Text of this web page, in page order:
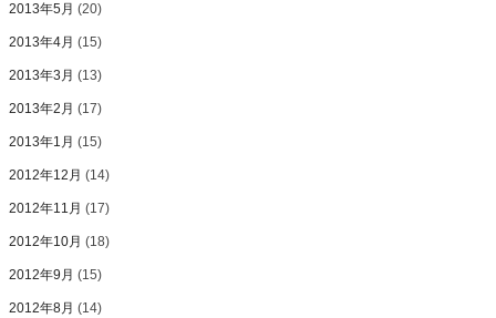
2013年5月 (20)
2013年4月 (15)
2013年3月 (13)
2013年2月 (17)
2013年1月 (15)
2012年12月 (14)
2012年11月 (17)
2012年10月 (18)
2012年9月 (15)
2012年8月 (14)